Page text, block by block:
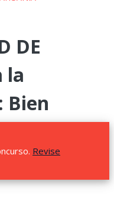
DE
la
Bien
Revise